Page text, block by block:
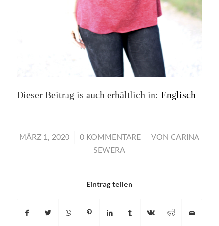
Dieser Beitrag is auch erhältlich in: Englisch
MÄRZ 1, 2020
/ 0 KOMMENTARE
/ VON CARINA
SEWERA
Eintrag teilen